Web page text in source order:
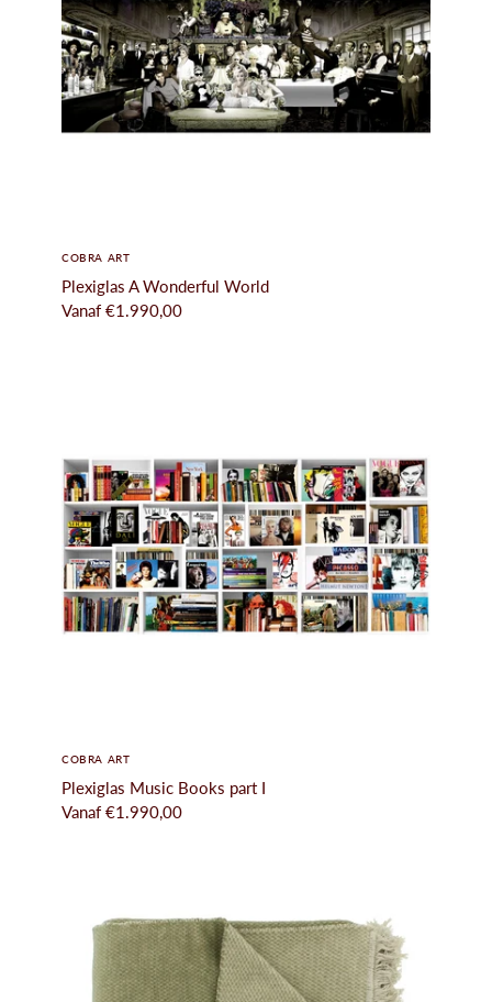
COBRA ART
Plexiglas A Wonderful World
Vanaf €1.990,00
COBRA ART
Plexiglas Music Books part I
Vanaf €1.990,00